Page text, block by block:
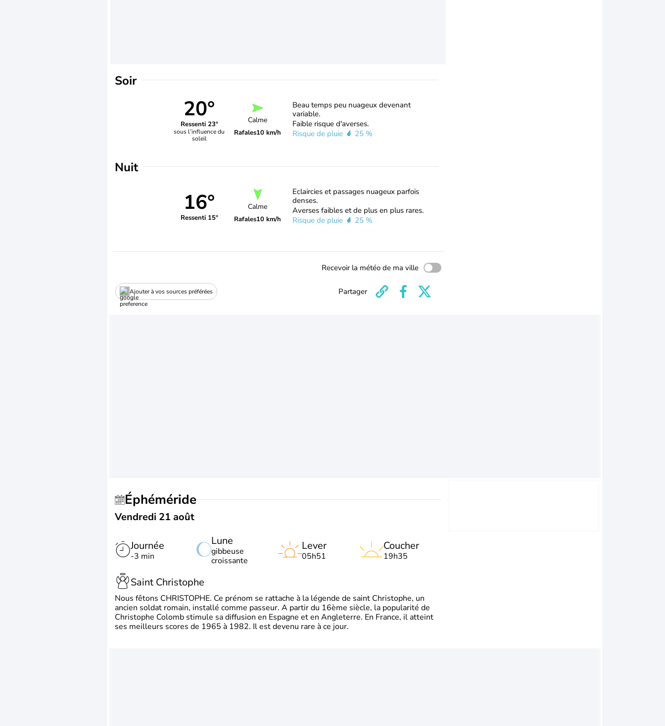
Soir
20°
Ressenti 23°
sous l’influence du
soleil
Calme
Rafales10 km/h
Beau temps peu nuageux devenant
variable.
Faible risque d'averses.
Risque de pluie
25 %
Nuit
16°
Ressenti 15°
Calme
Rafales10 km/h
Eclaircies et passages nuageux parfois
denses.
Averses faibles et de plus en plus rares.
Risque de pluie
25 %
Recevoir la météo de ma ville
Ajouter à vos sources préférées Partager
Éphéméride
Vendredi 21 août
Journée
-3 min
Lune
gibbeuse
croissante
Lever
05h51
Coucher
19h35
Saint Christophe
Nous fêtons CHRISTOPHE. Ce prénom se rattache à la légende de saint Christophe, un
ancien soldat romain, installé comme passeur. A partir du 16ème siècle, la popularité de
Christophe Colomb stimule sa diffusion en Espagne et en Angleterre. En France, il atteint
ses meilleurs scores de 1965 à 1982. Il est devenu rare à ce jour.